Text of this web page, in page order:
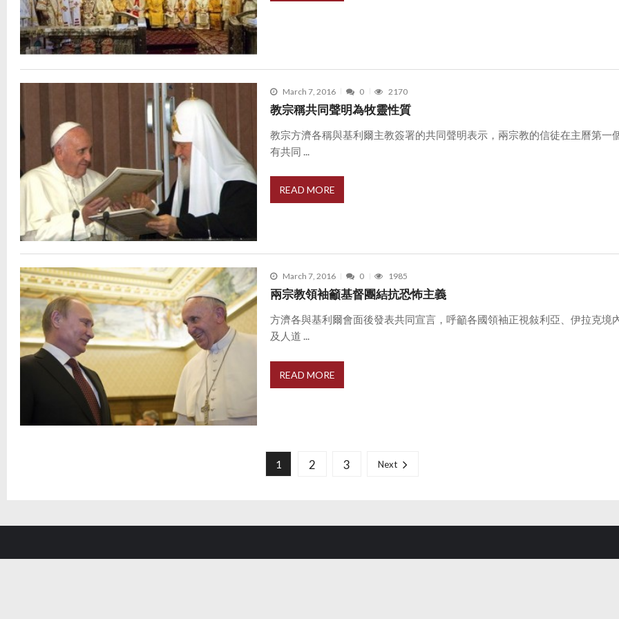
March 7, 2016 0 2170
教宗稱共同聲明為牧靈性質
教宗方濟各稱與基利爾主教簽署的共同聲明表示，兩宗教的信徒在主曆第一
有共同 ...
READ MORE
March 7, 2016 0 1985
兩宗教領袖籲基督團結抗恐怖主義
方濟各與基利爾會面後發表共同宣言，呼籲各國領袖正視敍利亞、伊拉克境
及人道 ...
READ MORE
s
a
1 2 3 Next